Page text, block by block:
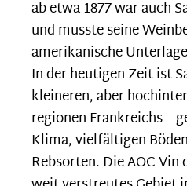
ab etwa 1877 war auch
und musste seine
amerikanische
In der heutigen Zeit ist
kleineren, aber
regionen Frankreichs –
Klima, vielfältigen
Rebsorten. Die AOC Vin